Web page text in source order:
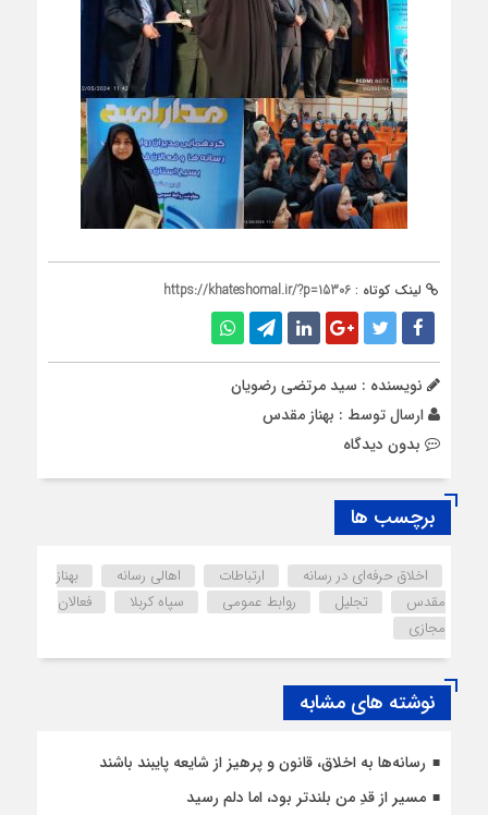
لینک کوتاه : https://khateshomal.ir/?p=15306
نویسنده : سید مرتضی رضویان
ارسال توسط : بهناز مقدس
بدون دیدگاه
برچسب ها
اخلاق حرفه‌ای در رسانه ارتباطات اهالی رسانه
بهناز
مقدس
تجلیل روابط عمومی سپاه کربلا
فعالان
مجازی
نوشته های مشابه
رسانه‌ها به اخلاق، قانون و پرهیز از شایعه پایبند باشند
مسیر از قدِ من بلندتر بود، اما دلم رسید